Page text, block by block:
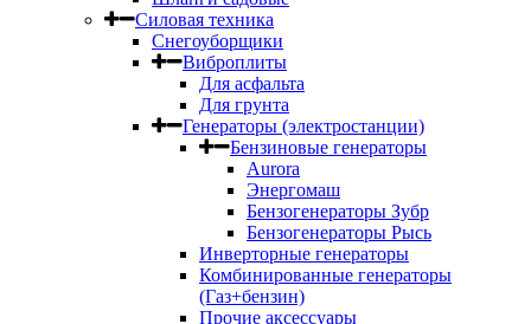
Силовая техника
Снегоуборщики
Виброплиты
Для асфальта
Для грунта
Генераторы (электростанции)
Бензиновые генераторы
Aurora
Энергомаш
Бензогенераторы Зубр
Бензогенераторы Рысь
Инверторные генераторы
Комбинированные генераторы
(Газ+бензин)
Прочие аксессуары